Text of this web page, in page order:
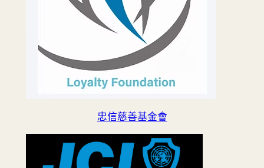
忠信慈善基金會